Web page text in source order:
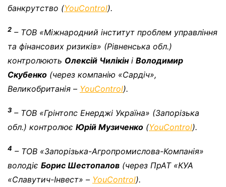
банкрутство (YouControl).
2 – ТОВ «Міжнародний інститут проблем управління
та фінансових ризиків» (Рівненська обл.)
контролюють Олексій Чилікіні Володимир
Скубенко (через компанію «Сардіч»,
Великобританія – YouControl).
3 – ТОВ «Грінтопс Енерджі Україна» (Запорізька
обл.) контролює Юрій Музиченко (YouControl).
4 – ТОВ «Запорізька-Агропромислова-Компанія»
володіє Борис Шестопалов (через ПрАТ «КУА
«Славутич-Інвест» – YouControl).